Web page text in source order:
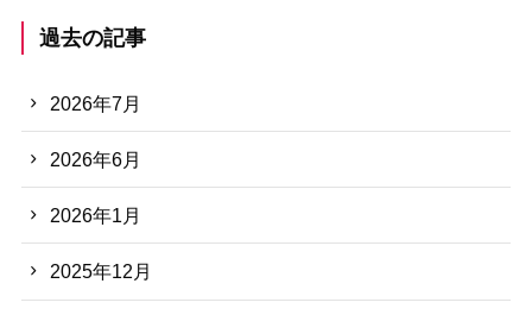
過去の記事
2026年7月
2026年6月
2026年1月
2025年12月